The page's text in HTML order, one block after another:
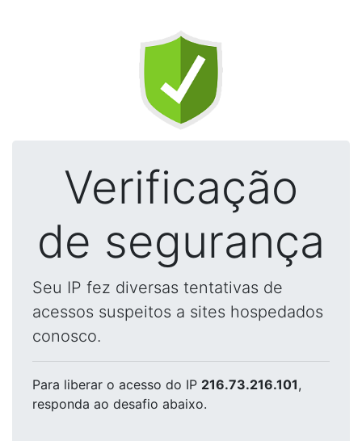
Verificação
de segurança
Seu IP fez diversas tentativas de
acessos suspeitos a sites hospedados
conosco.
Para liberar o acesso do IP 216.73.216.101,
responda ao desafio abaixo.